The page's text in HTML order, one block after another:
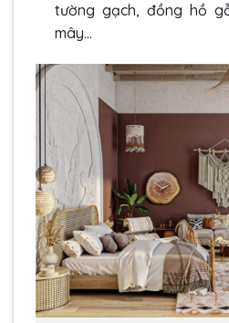
tường gạch, đồng hồ
mây…